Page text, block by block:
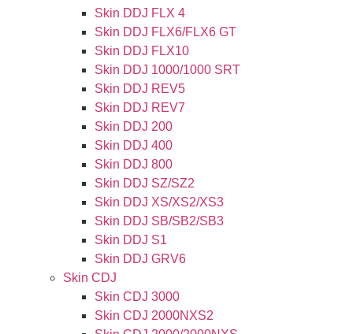
Skin DDJ FLX 4
Skin DDJ FLX6/FLX6 GT
Skin DDJ FLX10
Skin DDJ 1000/1000 SRT
Skin DDJ REV5
Skin DDJ REV7
Skin DDJ 200
Skin DDJ 400
Skin DDJ 800
Skin DDJ SZ/SZ2
Skin DDJ XS/XS2/XS3
Skin DDJ SB/SB2/SB3
Skin DDJ S1
Skin DDJ GRV6
Skin CDJ
Skin CDJ 3000
Skin CDJ 2000NXS2